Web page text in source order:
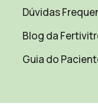
Dúvidas
Blog da
Guia do